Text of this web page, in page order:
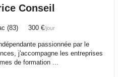
Conseil
(83) 300 €/jour
passionnée par le
j'accompagne les entreprises
de formation ...